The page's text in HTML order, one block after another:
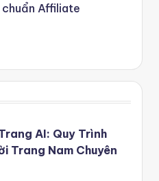
Affiliate
AI: Quy Trình
Trang Nam Chuyên